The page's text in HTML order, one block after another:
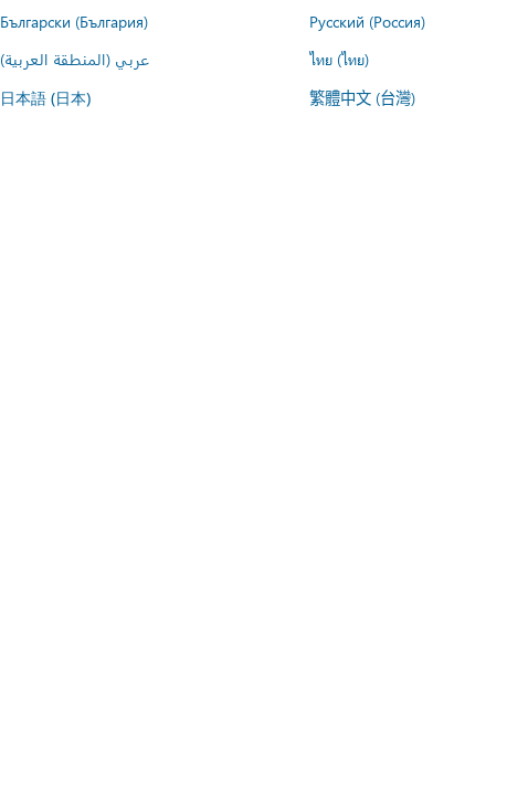
Български (България) Русский (Россия)
عربي (المنطقة العربية) ไทย (ไทย)
日本語 (日本) 繁體中文 (台灣)